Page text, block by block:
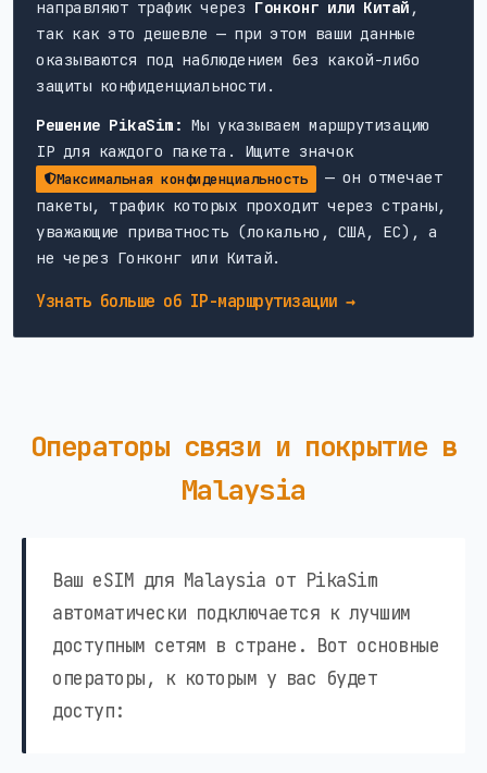
направляют трафик через Гонконг или Китай ,
так как это дешевле — при этом ваши данные
оказываются под наблюдением без какой-либо
защиты конфиденциальности.
Решение PikaSim: Мы указываем маршрутизацию
IP для каждого пакета. Ищите значок
Максимальная конфиденциальность
— он отмечает
пакеты, трафик которых проходит через страны,
уважающие приватность (локально, США, ЕС), а
не через Гонконг или Китай.
Узнать больше об IP-маршрутизации →
Операторы связи и покрытие в
Malaysia
Ваш eSIM для Malaysia от PikaSim
автоматически подключается к лучшим
доступным сетям в стране. Вот основные
операторы, к которым у вас будет
доступ: